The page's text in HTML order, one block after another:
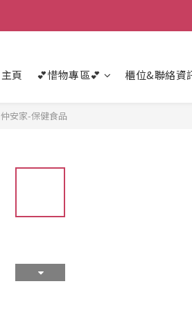
主頁 💕惜物專區💕 櫃位&聯絡資
仲安家-保健食品